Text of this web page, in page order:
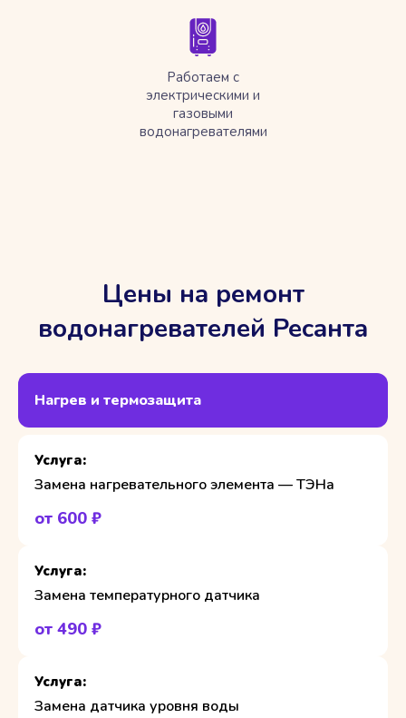
Работаем с
электрическими и
газовыми
водонагревателями
Цены на ремонт
водонагревателей Ресанта
Нагрев и термозащита
Замена нагревательного элемента — ТЭНа
от 600 ₽
Замена температурного датчика
от 490 ₽
Замена датчика уровня воды